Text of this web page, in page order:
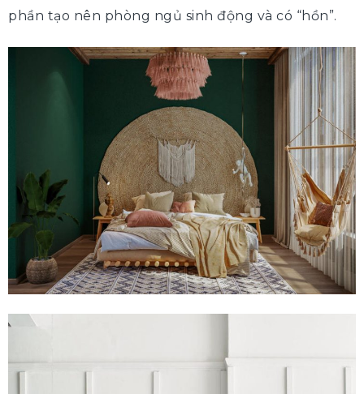
phần tạo nên phòng ngủ sinh động và có “hồn”.